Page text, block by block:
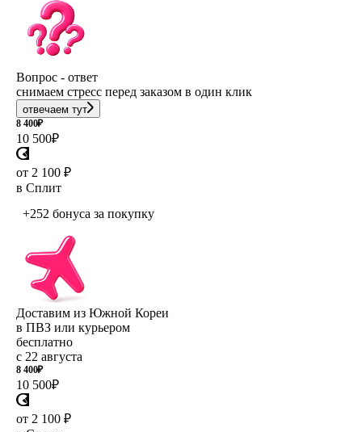
Вопрос - ответ
снимаем стресс перед заказом в один клик
отвечаем тут
8 400₽
10 500₽
от 2 100 ₽
в Сплит
+252 бонуса за покупку
Доставим из Южной Кореи
в ПВЗ или курьером
бесплатно
с 22 августа
8 400₽
10 500₽
от 2 100 ₽